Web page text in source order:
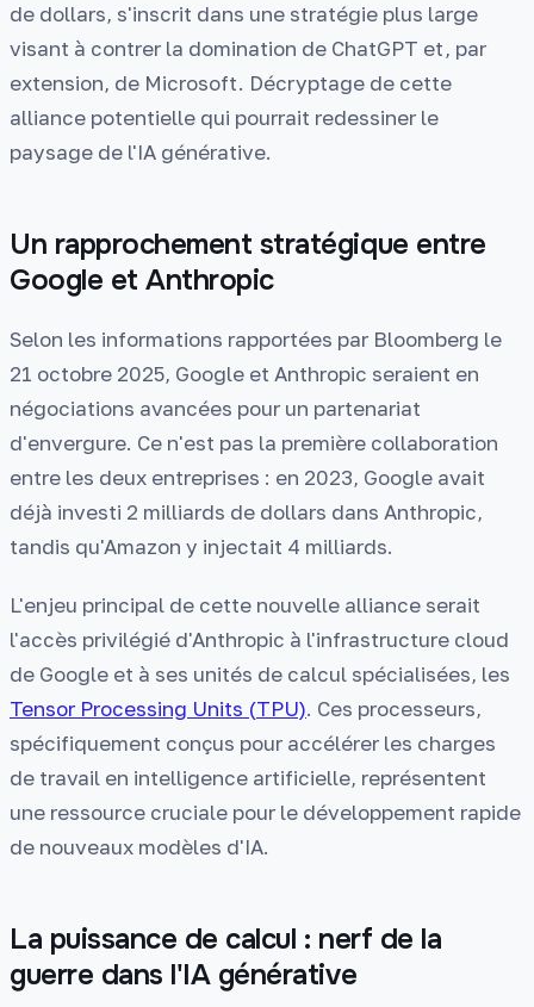
de dollars, s'inscrit dans une stratégie plus large
visant à contrer la domination de ChatGPT et, par
extension, de Microsoft. Décryptage de cette
alliance potentielle qui pourrait redessiner le
paysage de l'IA générative.
Un rapprochement stratégique entre
Google et Anthropic
Selon les informations rapportées par Bloomberg le
21 octobre 2025, Google et Anthropic seraient en
négociations avancées pour un partenariat
d'envergure. Ce n'est pas la première collaboration
entre les deux entreprises : en 2023, Google avait
déjà investi 2 milliards de dollars dans Anthropic,
tandis qu'Amazon y injectait 4 milliards.
L'enjeu principal de cette nouvelle alliance serait
l'accès privilégié d'Anthropic à l'infrastructure cloud
de Google et à ses unités de calcul spécialisées, les
Tensor Processing Units (TPU). Ces processeurs,
spécifiquement conçus pour accélérer les charges
de travail en intelligence artificielle, représentent
une ressource cruciale pour le développement rapide
de nouveaux modèles d'IA.
La puissance de calcul : nerf de la
guerre dans l'IA générative